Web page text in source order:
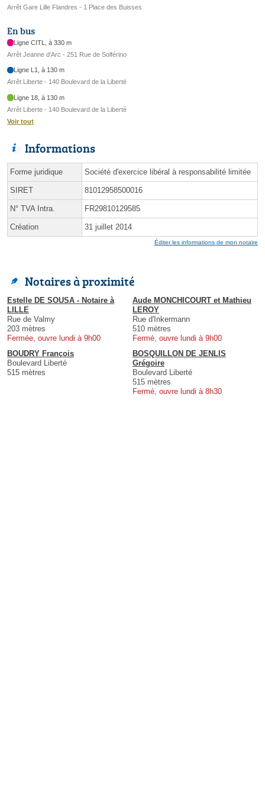
Arrêt Gare Lille Flandres - 1 Place des Buisses
En bus
Ligne CITL, à 330 m
Arrêt Jeanne d'Arc - 251 Rue de Solférino
Ligne L1, à 130 m
Arrêt Liberte - 140 Boulevard de la Liberté
Ligne 18, à 130 m
Arrêt Liberte - 140 Boulevard de la Liberté
Voir tout
Informations
Forme juridique Société d'exercice libéral à responsabilité limitée
SIRET 81012958500016
N° TVA Intra. FR29810129585
Création 31 juillet 2014
Éditer les informations de mon notaire
Notaires à proximité
Estelle DE SOUSA - Notaire à
LILLE
Rue de Valmy
203 mètres
Fermée, ouvre lundi à 9h00
Aude MONCHICOURT et Mathieu
LEROY
Rue d'Inkermann
510 mètres
Fermé, ouvre lundi à 9h00
BOUDRY François
Boulevard Liberté
515 mètres
BOSQUILLON DE JENLIS
Grégoire
Boulevard Liberté
515 mètres
Fermé, ouvre lundi à 8h30